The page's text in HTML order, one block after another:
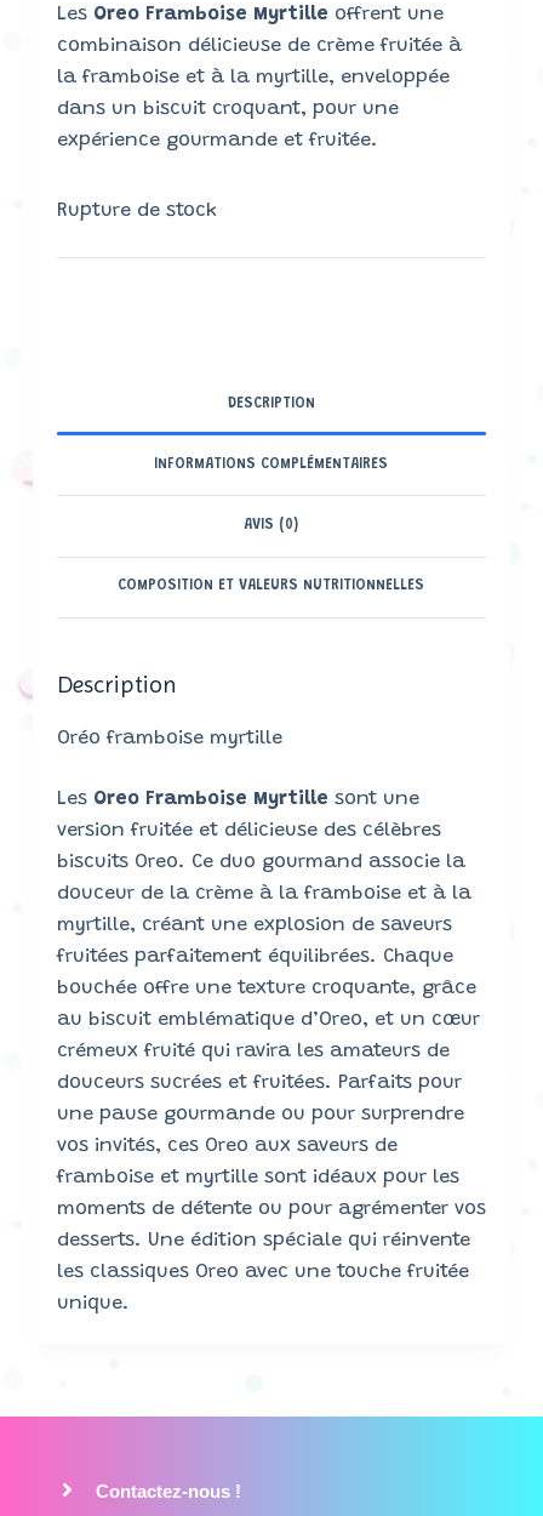
Les Oreo Framboise Myrtille offrent une
combinaison délicieuse de crème fruitée à
la framboise et à la myrtille, enveloppée
dans un biscuit croquant, pour une
expérience gourmande et fruitée.
Rupture de stock
DESCRIPTION
INFORMATIONS COMPLÉMENTAIRES
AVIS (0)
COMPOSITION ET VALEURS NUTRITIONNELLES
Description
Oréo framboise myrtille
Les Oreo Framboise Myrtille sont une
version fruitée et délicieuse des célèbres
biscuits Oreo. Ce duo gourmand associe la
douceur de la crème à la framboise et à la
myrtille, créant une explosion de saveurs
fruitées parfaitement équilibrées. Chaque
bouchée offre une texture croquante, grâce
au biscuit emblématique d’Oreo, et un cœur
crémeux fruité qui ravira les amateurs de
douceurs sucrées et fruitées. Parfaits pour
une pause gourmande ou pour surprendre
vos invités, ces Oreo aux saveurs de
framboise et myrtille sont idéaux pour les
moments de détente ou pour agrémenter vos
desserts. Une édition spéciale qui réinvente
les classiques Oreo avec une touche fruitée
unique.
Contactez-nous !